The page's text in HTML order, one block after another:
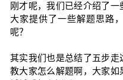
刚才呢，我们已经介绍了
大家提供了一些解题思路
呢？
其实我们也是总结了五步
教大家怎么解题啊，大家